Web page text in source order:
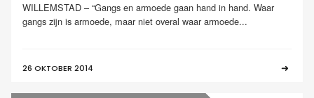
WILLEMSTAD – “Gangs en armoede gaan hand in hand. Waar
gangs zijn is armoede, maar niet overal waar armoede...
26 OKTOBER 2014